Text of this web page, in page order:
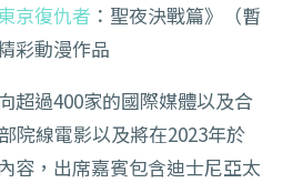
京復仇者 ：聖夜決戰篇》
（暫
彩動漫作品
超過400家的國際媒體以及合
院線電影以及將在2023年於
容，出席嘉賓包含迪士尼亞太